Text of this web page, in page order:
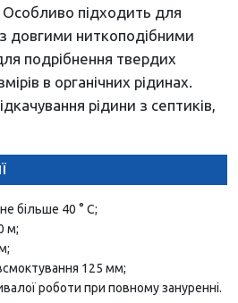
підходить для
довгими ниткоподібними
подрібнення твердих
в органічних рідинах.
рідини з септиків,
більше 40 ° C;
м;
125 мм;
роботи при повному зануренні.